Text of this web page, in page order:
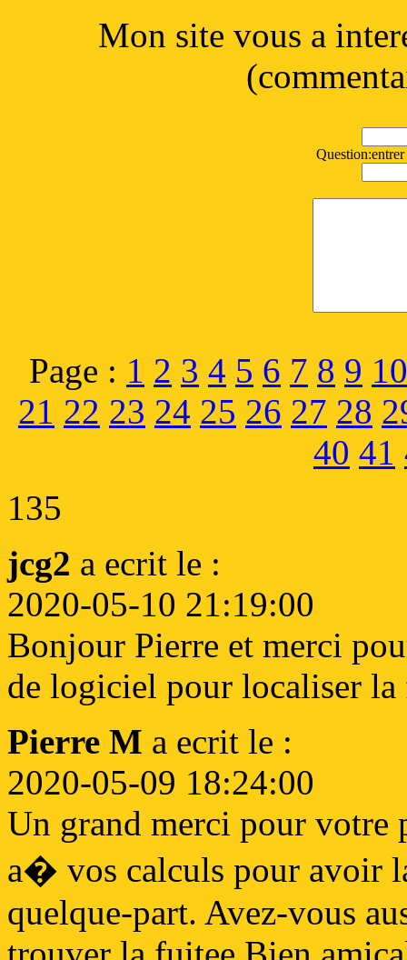
Mon site vous a
Page : 1 2 3 4 5 6 7 8 9 10
21 22 23 24 25 26 27 28
40 41
135
jcg2 a ecrit le :
2020-05-10 21:19:00
Bonjour Pierre et merci
de logiciel pour localiser
Pierre M a ecrit le :
2020-05-09 18:24:00
Un grand merci pour votre
a� vos calculs pour avoir
quelque-part. Avez-vous